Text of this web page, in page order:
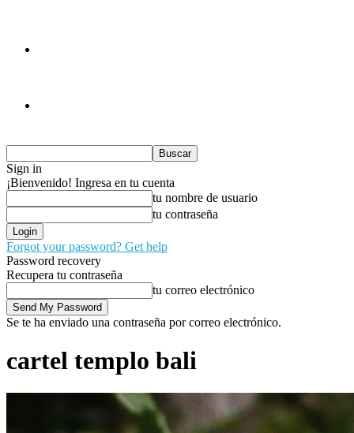
Sign in
¡Bienvenido! Ingresa en tu cuenta
tu nombre de usuario
tu contraseña
Forgot your password? Get help
Password recovery
Recupera tu contraseña
tu correo electrónico
Se te ha enviado una contraseña por correo electrónico.
cartel templo bali